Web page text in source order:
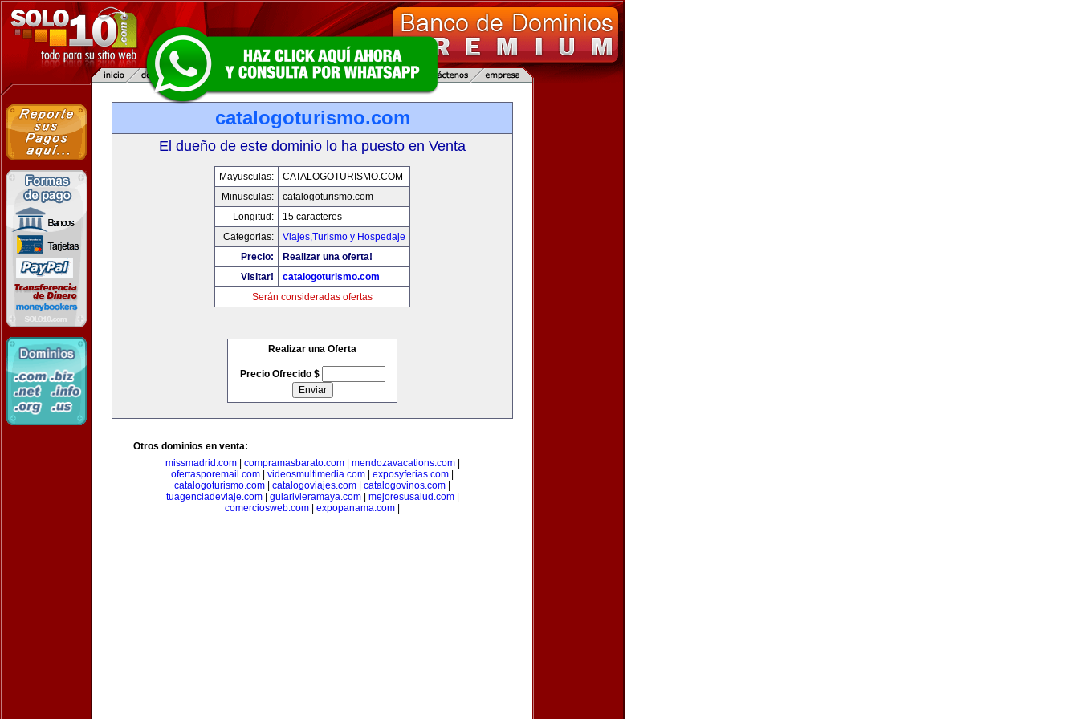
catalogoturismo.com
El dueño de este dominio lo ha puesto en Venta
Mayusculas:
CATALOGOTURISMO.COM
Minusculas:
catalogoturismo.com
Longitud:
15 caracteres
Categorias:
Viajes,Turismo y Hospedaje
Precio:
Realizar una oferta!
Visitar!
catalogoturismo.com
Serán consideradas ofertas
Realizar una Oferta
Precio Ofrecido $
Otros dominios en venta:
missmadrid.com| compramasbarato.com| mendozavacations.com|
ofertasporemail.com
videosmultimedia.com exposyferias.com
catalogoturismo.com
catalogoviajes.com catalogovinos.com
tuagenciadeviaje.com| guiarivieramaya.com| mejoresusalud.com|
comerciosweb.com
expopanama.com